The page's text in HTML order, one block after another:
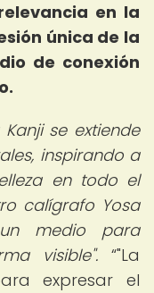
en la
única de la
de conexión
se extiende
inspirando a
en todo el
calígrafo Yosa
medio para
visible".
"La
expresar el